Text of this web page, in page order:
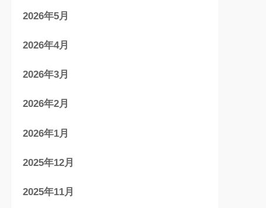
2026年5月
2026年4月
2026年3月
2026年2月
2026年1月
2025年12月
2025年11月